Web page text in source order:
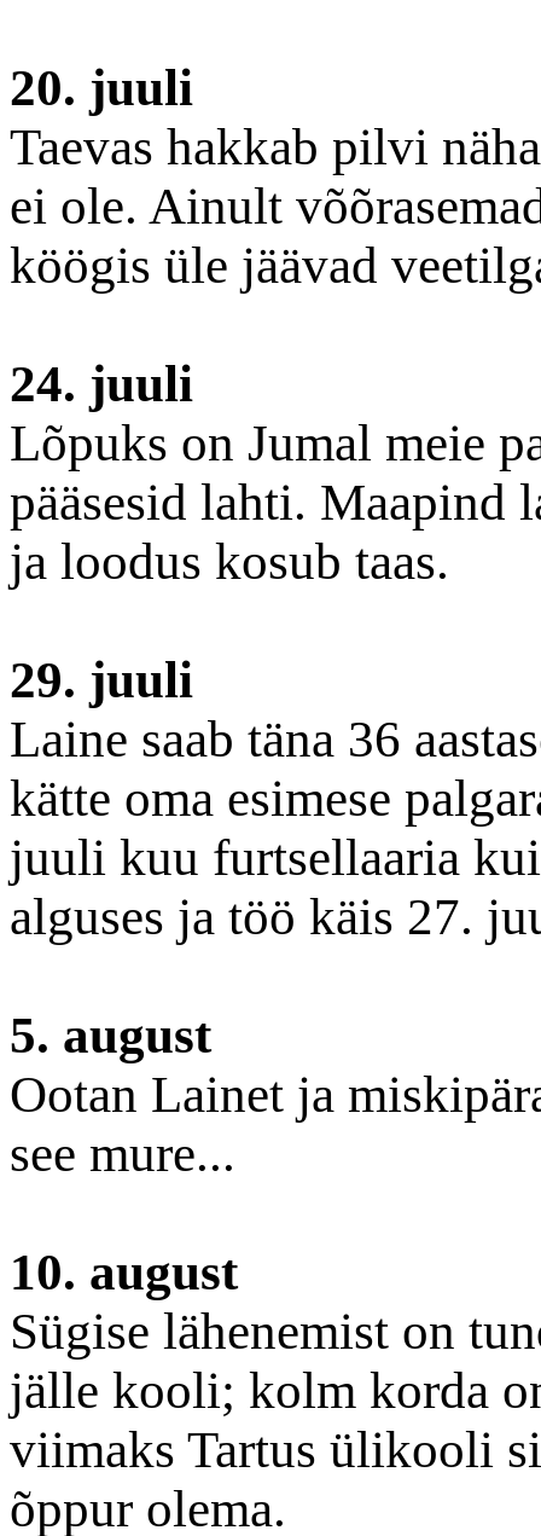
20. juuli
Taevas hakkab pilvi
ei ole. Ainult
köögis üle jäävad
24. juuli
Lõpuks on Jumal meie
pääsesid lahti. Maapind
ja loodus kosub taas.
29. juuli
Laine saab täna 36
kätte oma esimese
juuli kuu furtsellaaria
alguses ja töö käis 27.
5. august
Ootan Lainet ja
see mure...
10. august
Sügise lähenemist on
jälle kooli; kolm korda
viimaks Tartus ülikooli
õppur olema.